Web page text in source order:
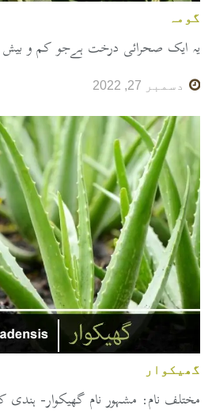
گومہ
یہ ایک صحرائی درخت ہےجو کم و
دسمبر 27, 2022
گھیکوار
مختلف نام: مشہور نام گھیکوار-